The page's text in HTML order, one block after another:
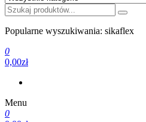
Chemall
Profesjonalna chemia budowlana:
Bauchemie
Popularne wyszukiwania: sikaflex
0
0,00zł
Menu
0